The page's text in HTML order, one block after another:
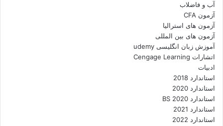
آب و فاضلاب
آزمون CFA
آزمون های استرالیا
آزمون های بین المللی
آموزش زبان انگلیسی udemy
اتشارات Cengage Learning
ادبیات
استاندارد 2018
استاندارد 2020
استاندارد 2020 BS
استاندارد 2021
استاندارد 2022